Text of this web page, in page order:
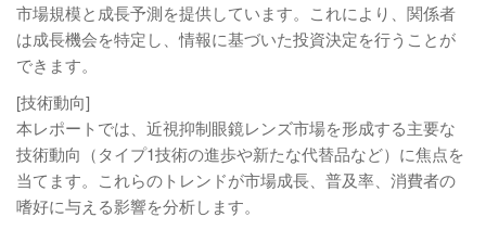
市場規模と成長予測を提供しています。これにより、関係者
は成長機会を特定し、情報に基づいた投資決定を行うことが
できます。
[技術動向]
本レポートでは、近視抑制眼鏡レンズ市場を形成する主要な
技術動向（タイプ1技術の進歩や新たな代替品など）に焦点を
当てます。これらのトレンドが市場成長、普及率、消費者の
嗜好に与える影響を分析します。